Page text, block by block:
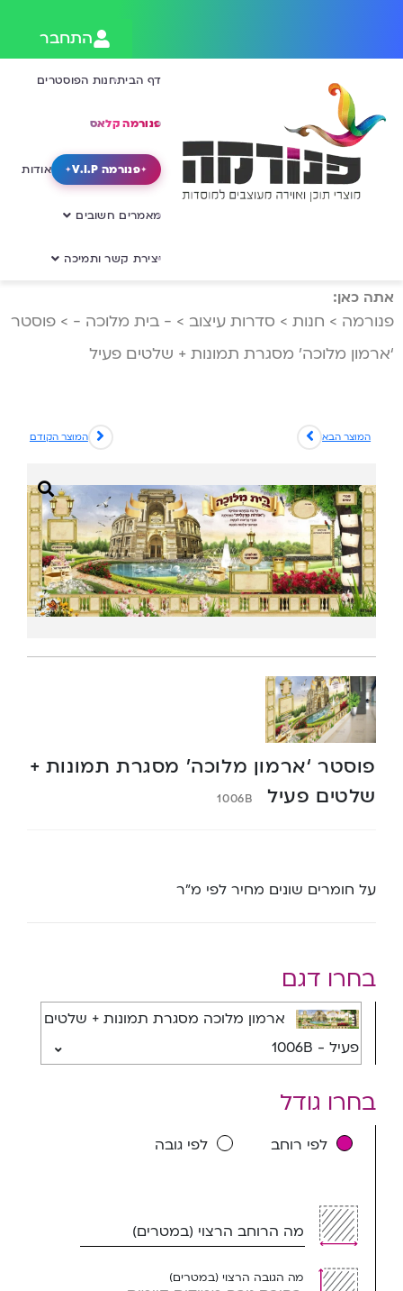
התחבר
דף הביתחנות הפוסטרים
פנורמה קלאס
פנורמה V.I.P אודות
מאמרים חשובים
יצירת קשר ותמיכה
אתה כאן:
פנורמה > חנות > סדרות עיצוב > - בית מלוכה - > פוסטר
‘ארמון מלוכה’ מסגרת תמונות + שלטים פעיל
המוצר הקודם המוצר הבא
פוסטר ‘ארמון מלוכה’ מסגרת תמונות +
שלטים פעיל
1006B
על חומרים שונים מחיר לפי מ”ר
בחרו דגם
ארמון מלוכה מסגרת תמונות + שלטים
פעיל - 1006B
בחרו גודל
לפי רוחב לפי גובה
מה הרוחב הרצוי (במטרים)
מה הגובה הרצוי (במטרים)